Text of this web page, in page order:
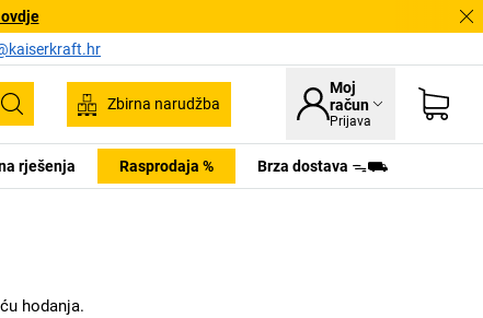
Pretraživanje
Zbirna narudžba
Moj
račun
Prijava
rješenja Rasprodaja % Brza dostava ᯓ⛟
hodanja.